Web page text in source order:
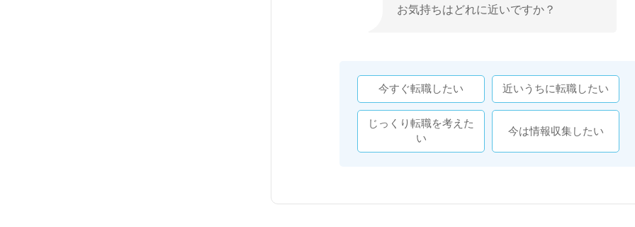
お気持ちはどれに近いですか？
今すぐ転職したい 近いうちに転職したい
じっくり転職を考えた
い
今は情報収集したい